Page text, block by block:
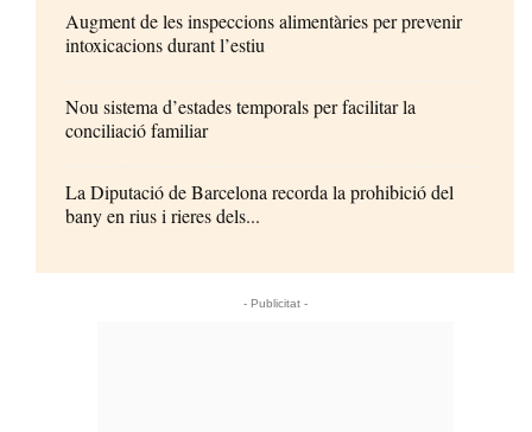
Augment de les inspeccions alimentàries per prevenir
intoxicacions durant l’estiu
Nou sistema d’estades temporals per facilitar la
conciliació familiar
La Diputació de Barcelona recorda la prohibició del
bany en rius i rieres dels...
- Publicitat -